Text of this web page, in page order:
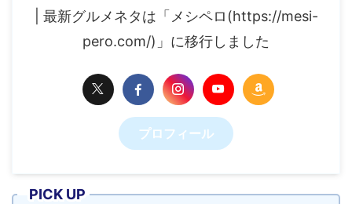
| 最新グルメネタは「メシペロ(https://mesi-
pero.com/)」に移行しました
プロフィール
PICK UP